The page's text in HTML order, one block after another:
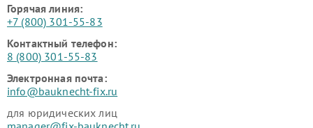
Горячая линия:
+7 (800) 301-55-83
Контактный телефон:
8 (800) 301-55-83
Электронная почта:
info@bauknecht-fix.ru
для юридических лиц